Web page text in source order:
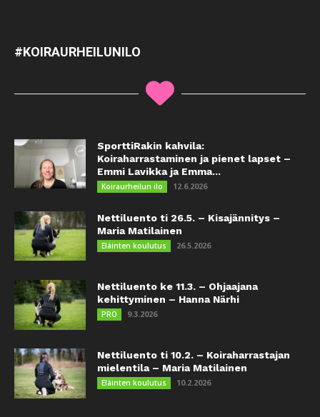
#KOIRAURHEILUNILO
SporttiRakin kahvila:
Koiraharrastaminen ja pienet lapset –
Emmi Lavikka ja Emma...
Koiraurheilun ilo 12.6.2026
Nettiluento ti 26.5. – Kisajännitys –
Maria Matilainen
Eläinten koulutus 26.5.2026
Nettiluento ke 11.3. – Ohjaajana
kehittyminen – Hanna Närhi
PRO 9.3.2026
Nettiluento ti 10.2. – Koiraharrastajan
mielentila – Maria Matilainen
Eläinten koulutus 10.2.2026